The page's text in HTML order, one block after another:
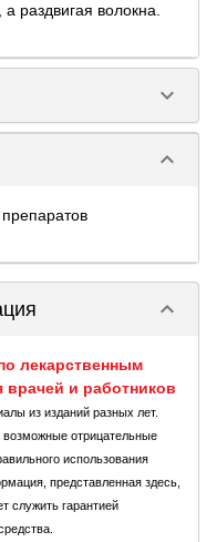
раздвигая волокна.
keyboard_arrow_down
keyboard_arrow_down
keyboard_arrow_down
лекарственным
врачей и работников
из изданий разных лет.
возможные отрицательные
использования
представленная здесь,
служить гарантией